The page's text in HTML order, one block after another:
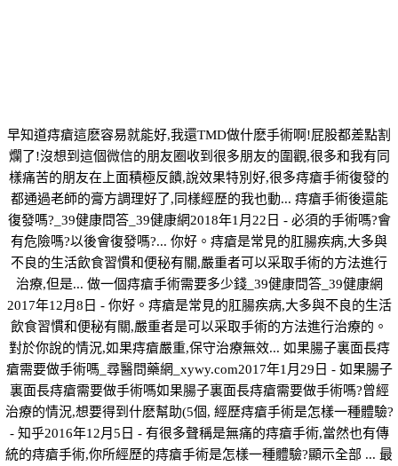
早知道痔瘡這麽容易就能好,我還TMD做什麽手術啊!屁股都差點割
爛了!沒想到這個微信的朋友圈收到很多朋友的圍觀,很多和我有同
樣痛苦的朋友在上面積極反饋,說效果特別好,很多痔瘡手術復發的
都通過老師的膏方調理好了,同樣經歷的我也動... 痔瘡手術後還能
復發嗎?_39健康問答_39健康網2018年1月22日 - 必須的手術嗎?會
有危險嗎?以後會復發嗎?... 你好。痔瘡是常見的肛腸疾病,大多與
不良的生活飲食習慣和便秘有關,嚴重者可以采取手術的方法進行
治療,但是... 做一個痔瘡手術需要多少錢_39健康問答_39健康網
2017年12月8日 - 你好。痔瘡是常見的肛腸疾病,大多與不良的生活
飲食習慣和便秘有關,嚴重者是可以采取手術的方法進行治療的。
對於你說的情況,如果痔瘡嚴重,保守治療無效... 如果腸子裏面長痔
瘡需要做手術嗎_尋醫問藥網_xywy.com2017年1月29日 - 如果腸子
裏面長痔瘡需要做手術嗎如果腸子裏面長痔瘡需要做手術嗎?曾經
治療的情況,想要得到什麽幫助(5個, 經歷痔瘡手術是怎樣一種體驗?
- 知乎2016年12月5日 - 有很多聲稱是無痛的痔瘡手術,當然也有傳
統的痔瘡手術,你所經歷的痔瘡手術是怎樣一種體驗?顯示全部 ... 最